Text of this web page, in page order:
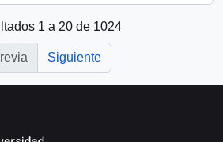
1 a 20 de 1024
Siguiente